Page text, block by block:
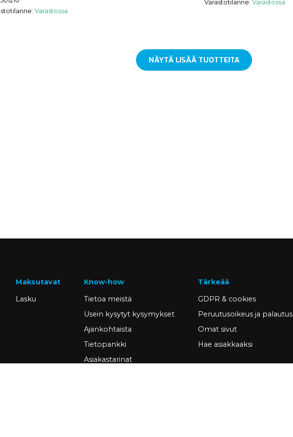
Varastossa
Varastotilanne: Varastossa
NÄYTÄ LISÄÄ TUOTTEITA
Maksutavat
Lasku
Know-how
Tietoa meistä
Usein kysytyt kysymykset
Ajankohtaista
Tietopankki
Asiakastarinat
Tärkeää
GDPR & cookies
Peruutusoikeus ja palautus
Omat sivut
Hae asiakkaaksi